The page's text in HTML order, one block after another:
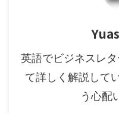
英語でビジネスレ
て詳しく解説して
う心配